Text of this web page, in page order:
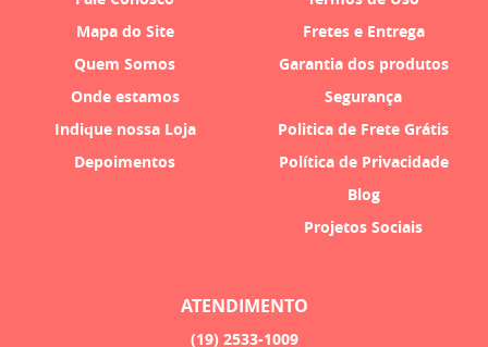
Mapa do Site
Quem Somos
Onde estamos
Indique nossa Loja
Depoimentos
Fretes e Entrega
Garantia dos produtos
Segurança
Politica de Frete Grátis
Política de Privacidade
Blog
Projetos Sociais
ATENDIMENTO
(19) 2533-1009